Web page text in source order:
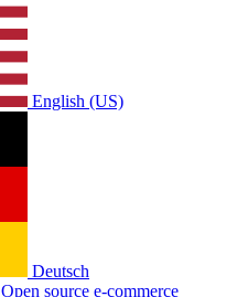
English (US)
Deutsch
Open source e-commerce